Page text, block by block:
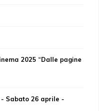
2025 “Dalle pagine
- Sabato 26 aprile -